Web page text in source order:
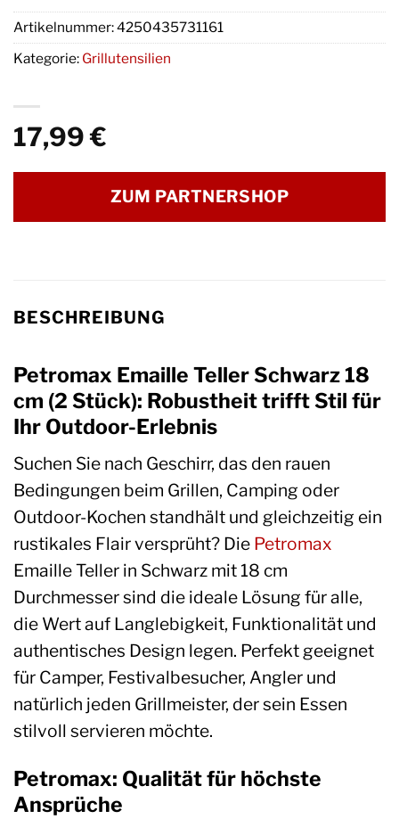
17,99€
ZUM PARTNERSHOP
Artikelnummer:4250435731161
Kategorie: Grillutensilien
BESCHREIBUNG
Petromax Emaille Teller Schwarz 18
cm (2 Stück): Robustheit trifft Stil für
Ihr Outdoor-Erlebnis
Suchen Sie nach Geschirr, das den rauen
Bedingungen beim Grillen, Camping oder
Outdoor-Kochen standhält und gleichzeitig ein
rustikales Flair versprüht? Die Petromax
Emaille Teller in Schwarz mit 18 cm
Durchmesser sind die ideale Lösung für alle,
die Wert auf Langlebigkeit, Funktionalität und
authentisches Design legen. Perfekt geeignet
für Camper, Festivalbesucher, Angler und
natürlich jeden Grillmeister, der sein Essen
stilvoll servieren möchte.
Petromax: Qualität für höchste
Ansprüche